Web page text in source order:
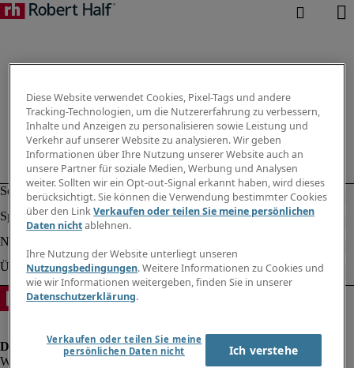
Diese Website verwendet Cookies, Pixel-Tags und andere
Tracking-Technologien, um die Nutzererfahrung zu verbessern,
Inhalte und Anzeigen zu personalisieren sowie Leistung und
Verkehr auf unserer Website zu analysieren. Wir geben
Informationen über Ihre Nutzung unserer Website auch an
unsere Partner für soziale Medien, Werbung und Analysen
weiter. Sollten wir ein Opt-out-Signal erkannt haben, wird dieses
berücksichtigt. Sie können die Verwendung bestimmter Cookies
über den LinkVerkaufen oder teilen Sie meine persönlichen
Daten nichtablehnen.
Ihre Nutzung der Website unterliegt unseren
Nutzungsbedingungen. Weitere Informationen zu Cookies und
wie wir Informationen weitergeben, finden Sie in unserer
Datenschutzerklärung.
Verkaufen oder teilen Sie meine
persönlichen Daten nicht
Ich verstehe